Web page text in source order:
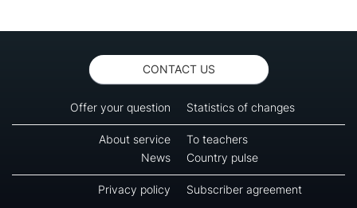
CONTACT US
Offer your question Statistics of changes
About service
To teachers
News
Country pulse
Privacy policy Subscriber agreement